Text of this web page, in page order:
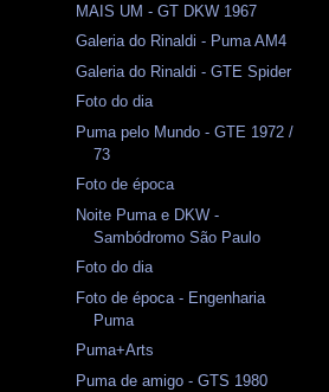
MAIS UM - GT DKW 1967
Galeria do Rinaldi - Puma AM4
Galeria do Rinaldi - GTE Spider
Foto do dia
Puma pelo Mundo - GTE 1972 /
73
Foto de época
Noite Puma e DKW -
Sambódromo São Paulo
Foto do dia
Foto de época - Engenharia
Puma
Puma+Arts
Puma de amigo - GTS 1980